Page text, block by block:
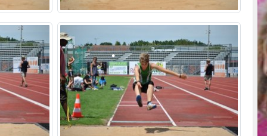
•
•
•
•
•